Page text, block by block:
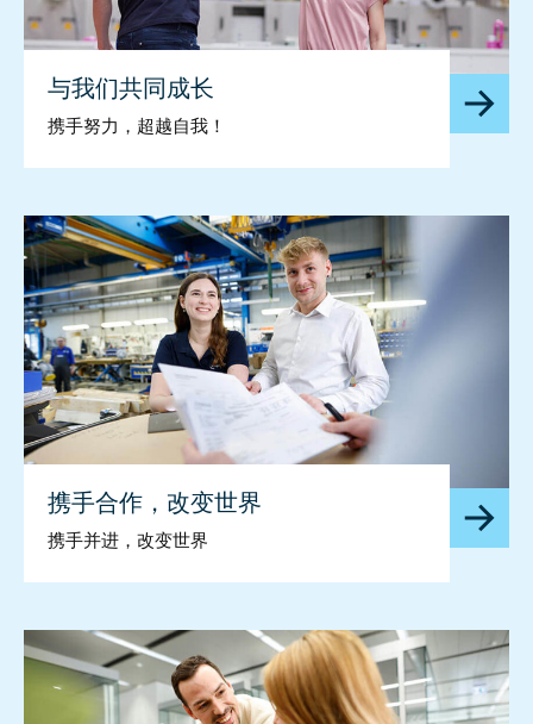
与我们共同成长
携手努力，超越自我！
携手合作，改变世界
携手并进，改变世界